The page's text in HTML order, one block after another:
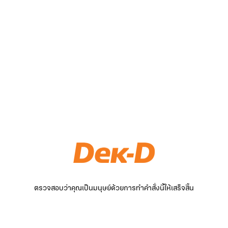
ตรวจสอบว่าคุณเป็นมนุษย์ด้วยการทำคำสั่งนี้ให้เสร็จสิ้น